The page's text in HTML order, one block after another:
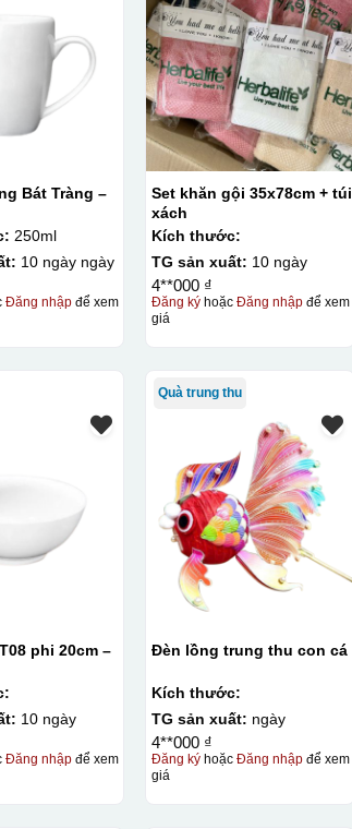
Bát Tràng –
250ml
10 ngày ngày
Đăng nhậpđể xem
Set khăn gội 35x78cm + túi
xách
Kích thước:
TG sản xuất: 10 ngày
4**000 ₫
Đăng ký hoặcĐăng nhập để xem
giá
phi 20cm –
10 ngày
Đăng nhậpđể xem
Quà trung thu
Đèn lồng trung thu con cá
Kích thước:
TG sản xuất: ngày
4**000 ₫
Đăng ký hoặcĐăng nhập để xem
giá